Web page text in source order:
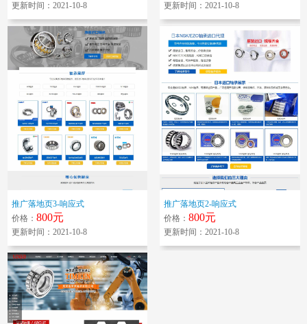
更新时间：2021-10-8 更新时间：2021-10-8
推广落地页3-响应式
价格： 800元
更新时间：2021-10-8
推广落地页2-响应式
价格：800元
更新时间：2021-10-8